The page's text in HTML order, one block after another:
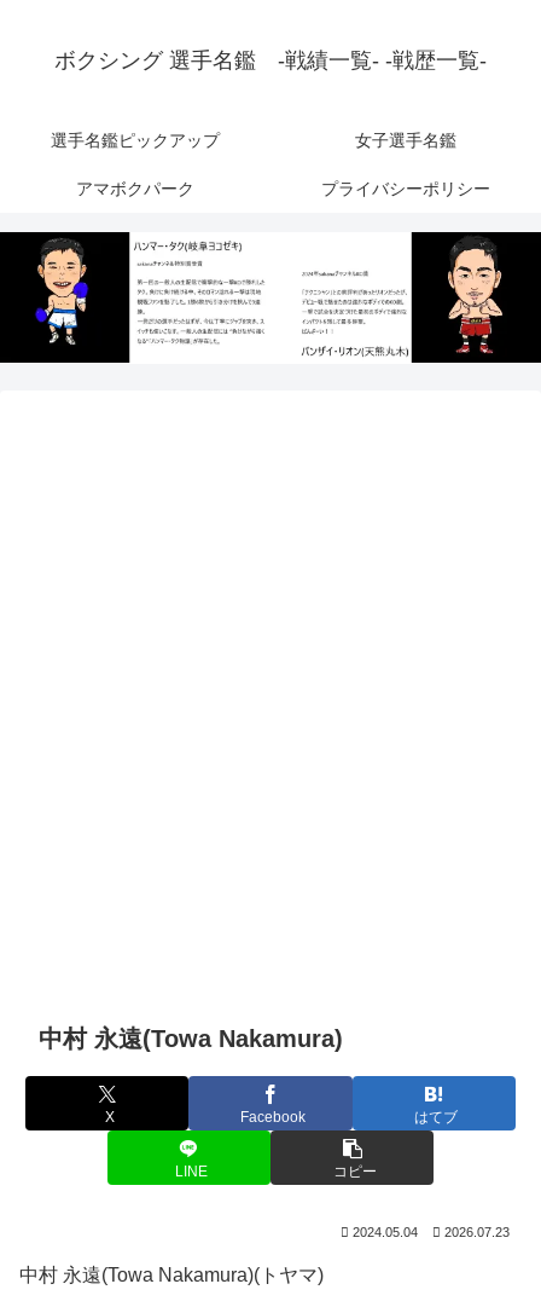
ボクシング 選手名鑑 -戦績一覧- -戦歴一覧-
選手名鑑ピックアップ 女子選手名鑑
アマボクパーク プライバシーポリシー
中村 永遠(Towa Nakamura)
X Facebook はてブ
LINE コピー
2024.05.04 2026.07.23
中村 永遠(Towa Nakamura)(トヤマ)